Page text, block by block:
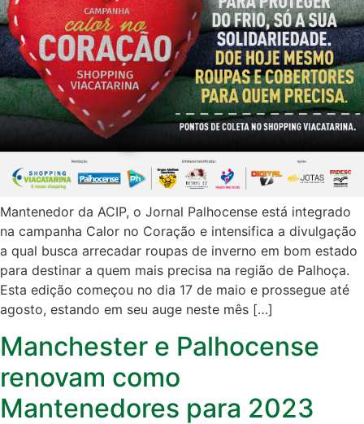
Mantenedor da ACIP, o Jornal Palhocense está integrado
na campanha Calor no Coração e intensifica a divulgação
a qual busca arrecadar roupas de inverno em bom estado
para destinar a quem mais precisa na região de Palhoça.
Esta edição começou no dia 17 de maio e prossegue até
agosto, estando em seu auge neste mês […]
Manchester e Palhocense
renovam como
Mantenedores para 2023